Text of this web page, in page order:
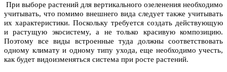
При выборе растений для вертикального озеленения необходимо
учитывать, что помимо внешнего вида следует также учитывать
их характеристики. Поскольку требуется создать действующую
и растущую экосистему, а не только красивую композицию.
Поэтому все виды встроенные туда должны соответствовать
одному климату и одному типу ухода, еще необходимо учесть,
как будет видоизменяться система при росте растений.